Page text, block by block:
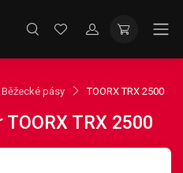
Běžecké pásy TOORX TRX 2500
TRX 2500